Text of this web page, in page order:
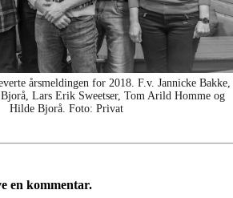
årsmeldingen for 2018. F.v. Jannicke Bakke,
Lars Erik Sweetser, Tom Arild Homme og
Hilde Bjorå. Foto: Privat
en kommentar.